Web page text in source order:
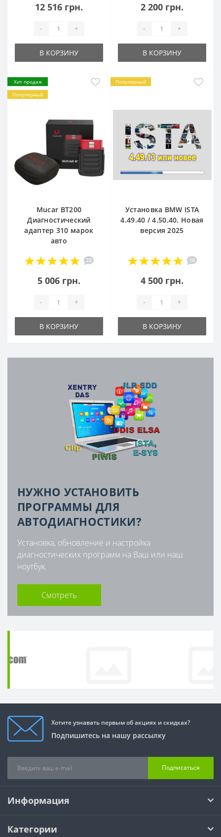
12 516 грн.
- +
В КОРЗИНУ
2 200 грн.
- +
В КОРЗИНУ
Хит продаж
Популярный
Mucar BT200
Диагностический
адаптер 310 марок
авто
23
5 006 грн.
- +
В КОРЗИНУ
Популярный
Установка BMW ISTA
4.49.40 / 4.50.40. Новая
версия 2025
10
4 500 грн.
- +
В КОРЗИНУ
НУЖНО УСТАНОВИТЬ
ПРОГРАММЫ ДЛЯ
АВТОДИАГНОСТИКИ?
Установка, обновление и настройка
диагностических программ на Ваш или наш
ноутбук.
Смотреть
Хотите узнавать первым об акциях и скидках?
Подпишитесь на нашу рассылку
Подписаться
Информация
Категории